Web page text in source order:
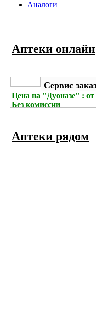
Аналоги
Аптеки онлайн
Сервис
Цена на "Дуоназе" : от
Без комиссии
Аптеки рядом